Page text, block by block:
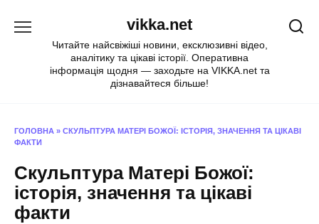
vikka.net
Читайте найсвіжіші новини, ексклюзивні відео,
аналітику та цікаві історії. Оперативна
інформація щодня — заходьте на VIKKA.net та
дізнавайтеся більше!
ГОЛОВНА » СКУЛЬПТУРА МАТЕРІ БОЖОЇ: ІСТОРІЯ, ЗНАЧЕННЯ ТА ЦІКАВІ
ФАКТИ
Скульптура Матері Божої:
історія, значення та цікаві
факти